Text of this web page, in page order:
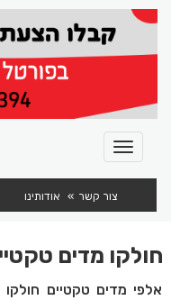
צור קשר אודותינו
חולקו מדים
אלפי מדים טקטיים חולקו